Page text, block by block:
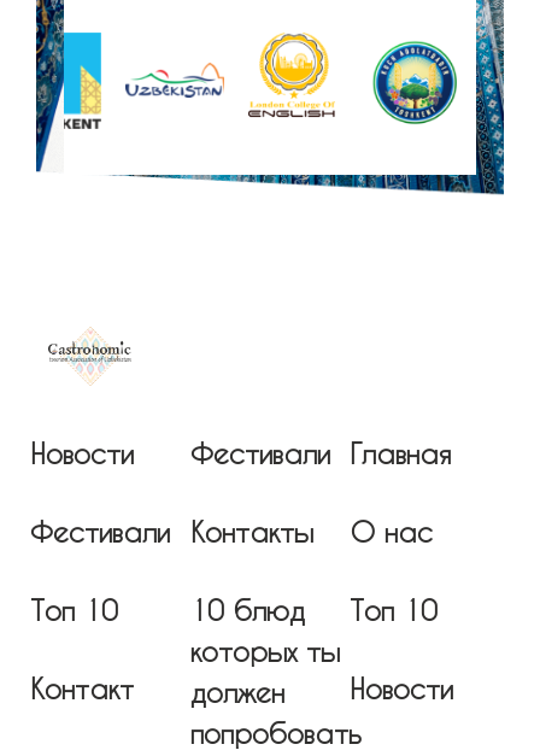
Новости
Фестивали
Топ 10
Контакт
Фестивали
Контакты
10 блюд
которых ты
должен
попробовать
Главная
О нас
Топ 10
Новости